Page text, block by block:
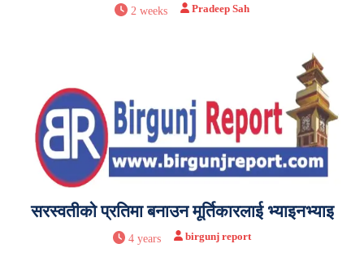
2 weeks Pradeep Sah
सरस्वतीको प्रतिमा बनाउन मूर्तिकारलाई भ्याइनभ्याइ
4 years birgunj report